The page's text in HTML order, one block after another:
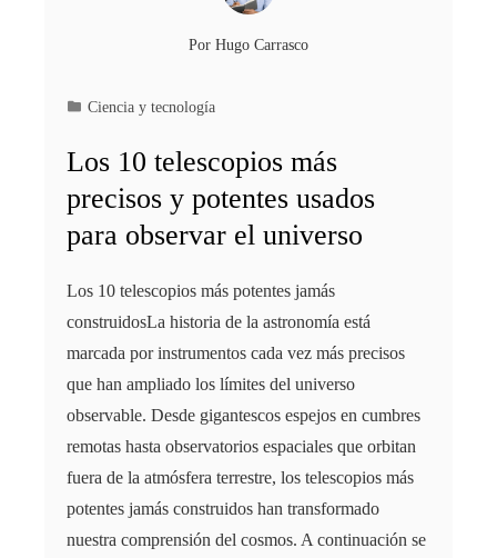
Por Hugo Carrasco
Ciencia y tecnología
Los 10 telescopios más
precisos y potentes usados
para observar el universo
Los 10 telescopios más potentes jamás
construidosLa historia de la astronomía está
marcada por instrumentos cada vez más precisos
que han ampliado los límites del universo
observable. Desde gigantescos espejos en cumbres
remotas hasta observatorios espaciales que orbitan
fuera de la atmósfera terrestre, los telescopios más
potentes jamás construidos han transformado
nuestra comprensión del cosmos. A continuación se